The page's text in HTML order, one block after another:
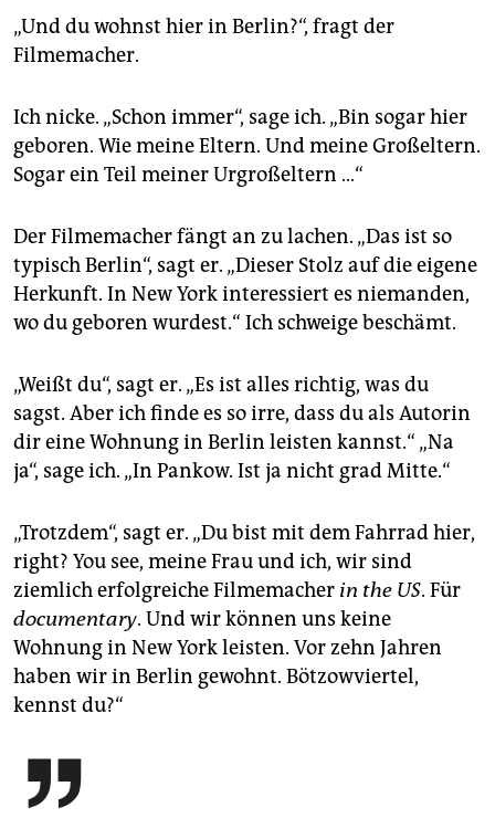
„Und du wohnst hier in Berlin?“, fragt der
Filmemacher.
Ich nicke. „Schon immer“, sage ich. „Bin sogar hier
geboren. Wie meine Eltern. Und meine Großeltern.
Sogar ein Teil meiner Urgroßeltern …“
Der Filmemacher fängt an zu lachen. „Das ist so
typisch Berlin“, sagt er. „Dieser Stolz auf die eigene
Herkunft. In New York interessiert es niemanden,
wo du geboren wurdest.“ Ich schweige beschämt.
„Weißt du“, sagt er. „Es ist alles richtig, was du
sagst. Aber ich finde es so irre, dass du als Autorin
dir eine Wohnung in Berlin leisten kannst.“ „Na
ja“, sage ich. „In Pankow. Ist ja nicht grad Mitte.“
„Trotzdem“, sagt er. „Du bist mit dem Fahrrad hier,
right? You see, meine Frau und ich, wir sind
ziemlich erfolgreiche Filmemacher in the US. Für
documentary. Und wir können uns keine
Wohnung in New York leisten. Vor zehn Jahren
haben wir in Berlin gewohnt. Bötzowviertel,
kennst du?“
